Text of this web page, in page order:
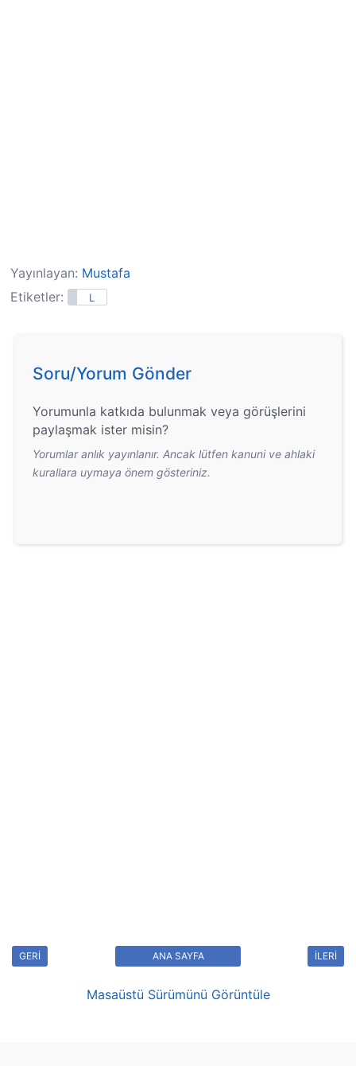
Yayınlayan: Mustafa
Etiketler:
L
Soru/Yorum Gönder
Yorumunla katkıda bulunmak veya görüşlerini
paylaşmak ister misin?
Yorumlar anlık yayınlanır. Ancak lütfen kanuni ve ahlaki
kurallara uymaya önem gösteriniz.
GERİ İLERİ
ANA SAYFA
Masaüstü Sürümünü Görüntüle